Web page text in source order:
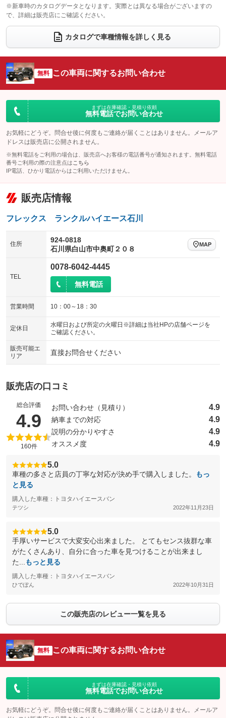
：装備なし ：装備なし
ウォークスルー
：装備なし
電動リアゲート フロントカメラ
：装備なし
：装備なし ：装備なし
サイドカメラ
：装備なし ルーフレール
：装備なし
：装備なし
：装備なし
※新車時のカタログデータとなります。実際とは異なる場合がございますの
で、詳細は販売店にご確認ください。
カタログで車種情報を詳しく見る
無料 この車両に関するお問い合わせ
まずは在庫確認・見積り依頼
無料電話でお問い合わせ
お気軽にどうぞ。問合せ後に何度もご連絡が届くことはありません。メールア
ドレスは販売店に公開されません。
※無料電話をご利用の場合は、販売店へお客様の電話番号が通知されます。無料電話
番号ご利用の際の注意点は こちら
IP電話、ひかり電話からはご利用いただけません。
販売店情報
フレックス ランクルハイエース石川
住所
924-0818
石川県白山市中奥町２０８
MAP
TEL
0078-6042-4445
無料電話
営業時間 10：00～18：30
定休日
水曜日および所定の火曜日※詳細は当社HPの店舗ページを
ご確認ください。
販売可能エ
リア
直接お問合せください
販売店の口コミ
総合評価
4.9 （5点満点中）
160件
お問い合わせ（見積り） 4.9
納車までの対応 4.9
説明の分かりやすさ 4.9
オススメ度 4.9
5.0
車種の多さと店員の丁寧な対応が決め手で購入しました。
もっ
と見る
購入した車種：トヨタハイエースバン
テツシ 2022年11月23日
5.0
手厚いサービスで大変安心出来ました。 とてもセンス抜群な車
がたくさんあり、自分に合った車を見つけることが出来まし
た...
もっと見る
購入した車種：トヨタハイエースバン
ひでぽん 2022年10月31日
この販売店のレビュー一覧を見る
無料 この車両に関するお問い合わせ
まずは在庫確認・見積り依頼
無料電話でお問い合わせ
お気軽にどうぞ。問合せ後に何度もご連絡が届くことはありません。メールア